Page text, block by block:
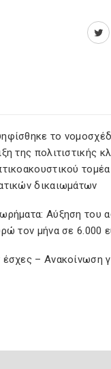
το
της πολιτιστικής
δικαιωμάτων
Αύξηση του
τον μήνα σε 6.000
– Ανακοίνωση